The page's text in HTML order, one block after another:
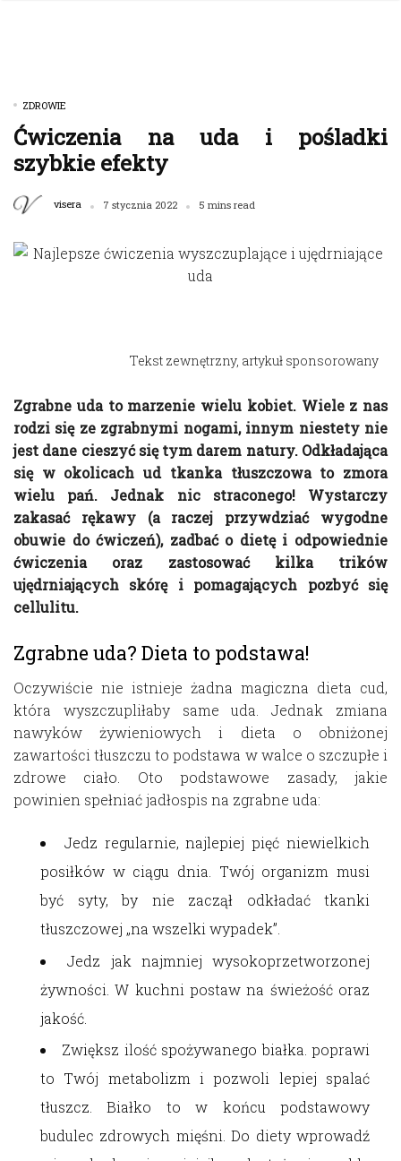
ZDROWIE
Ćwiczenia na uda i pośladki
szybkie efekty
visera 7 stycznia 2022 5 mins read
Tekst zewnętrzny, artykuł sponsorowany
Zgrabne uda to marzenie wielu kobiet. Wiele z nas
rodzi się ze zgrabnymi nogami, innym niestety nie
jest dane cieszyć się tym darem natury. Odkładająca
się w okolicach ud tkanka tłuszczowa to zmora
wielu pań. Jednak nic straconego! Wystarczy
zakasać rękawy (a raczej przywdziać wygodne
obuwie do ćwiczeń), zadbać o dietę i odpowiednie
ćwiczenia oraz zastosować kilka trików
ujędrniających skórę i pomagających pozbyć się
cellulitu.
Zgrabne uda? Dieta to podstawa!
Oczywiście nie istnieje żadna magiczna dieta cud,
która wyszczupliłaby same uda. Jednak zmiana
nawyków żywieniowych i dieta o obniżonej
zawartości tłuszczu to podstawa w walce o szczupłe i
zdrowe ciało. Oto podstawowe zasady, jakie
powinien spełniać jadłospis na zgrabne uda:
Jedz regularnie, najlepiej pięć niewielkich
posiłków w ciągu dnia. Twój organizm musi
być syty, by nie zaczął odkładać tkanki
tłuszczowej „na wszelki wypadek”.
Jedz jak najmniej wysokoprzetworzonej
żywności. W kuchni postaw na świeżość oraz
jakość.
Zwiększ ilość spożywanego białka. poprawi
to Twój metabolizm i pozwoli lepiej spalać
tłuszcz. Białko to w końcu podstawowy
budulec zdrowych mięśni. Do diety wprowadź